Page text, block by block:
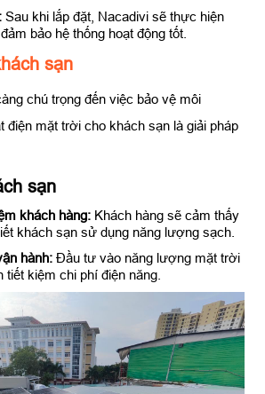
Sau khi lắp đặt, Nacadivi sẽ thực hiện
bảo hệ thống hoạt động tốt.
sạn
chú trọng đến việc bảo vệ môi
điện mặt trời cho khách sạn là giải pháp
sạn
khách hàng: Khách hàng sẽ cảm thấy
khách sạn sử dụng năng lượng sạch.
hành: Đầu tư vào năng lượng mặt trời
tiết kiệm chi phí điện năng.